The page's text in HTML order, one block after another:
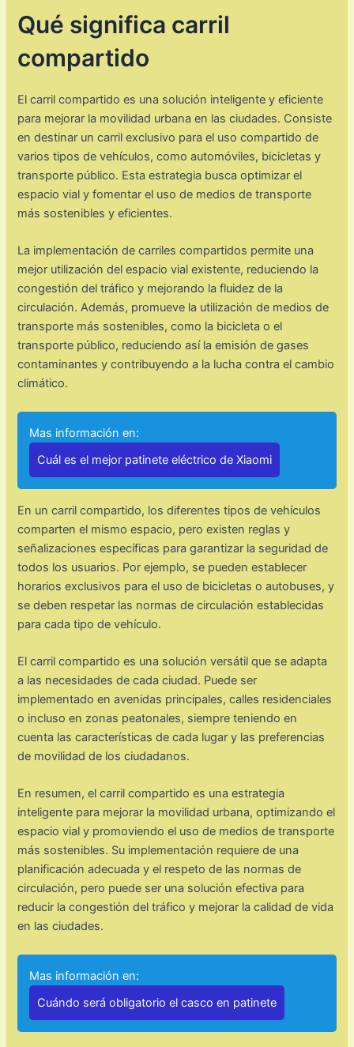
Qué significa carril
compartido
El carril compartido es una solución inteligente y eficiente
para mejorar la movilidad urbana en las ciudades. Consiste
en destinar un carril exclusivo para el uso compartido de
varios tipos de vehículos, como automóviles, bicicletas y
transporte público. Esta estrategia busca optimizar el
espacio vial y fomentar el uso de medios de transporte
más sostenibles y eficientes.
La implementación de carriles compartidos permite una
mejor utilización del espacio vial existente, reduciendo la
congestión del tráfico y mejorando la fluidez de la
circulación. Además, promueve la utilización de medios de
transporte más sostenibles, como la bicicleta o el
transporte público, reduciendo así la emisión de gases
contaminantes y contribuyendo a la lucha contra el cambio
climático.
Mas información en:
Cuál es el mejor patinete eléctrico de Xiaomi
En un carril compartido, los diferentes tipos de vehículos
comparten el mismo espacio, pero existen reglas y
señalizaciones específicas para garantizar la seguridad de
todos los usuarios. Por ejemplo, se pueden establecer
horarios exclusivos para el uso de bicicletas o autobuses, y
se deben respetar las normas de circulación establecidas
para cada tipo de vehículo.
El carril compartido es una solución versátil que se adapta
a las necesidades de cada ciudad. Puede ser
implementado en avenidas principales, calles residenciales
o incluso en zonas peatonales, siempre teniendo en
cuenta las características de cada lugar y las preferencias
de movilidad de los ciudadanos.
En resumen, el carril compartido es una estrategia
inteligente para mejorar la movilidad urbana, optimizando el
espacio vial y promoviendo el uso de medios de transporte
más sostenibles. Su implementación requiere de una
planificación adecuada y el respeto de las normas de
circulación, pero puede ser una solución efectiva para
reducir la congestión del tráfico y mejorar la calidad de vida
en las ciudades.
Mas información en:
Cuándo será obligatorio el casco en patinete